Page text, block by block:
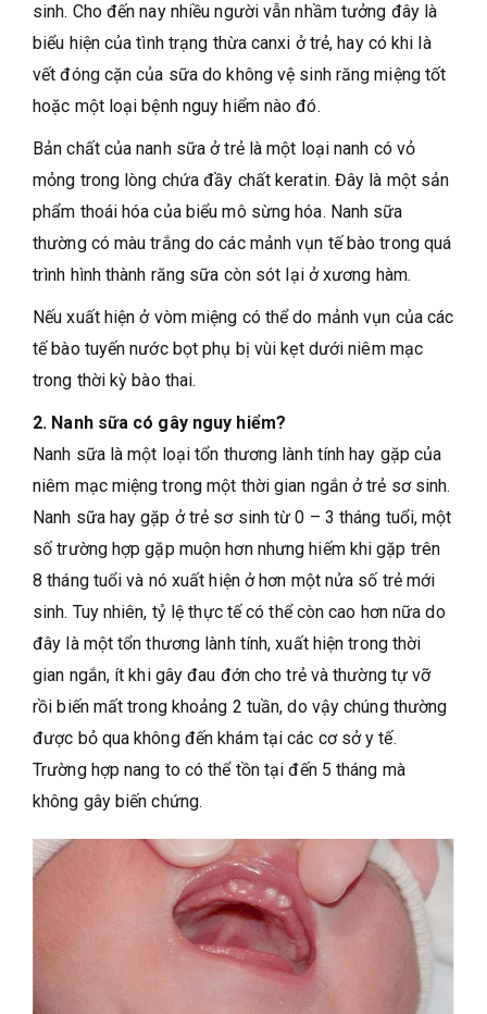
sinh. Cho đến nay nhiều người vẫn nhầm tưởng đây là
biểu hiện của tình trạng thừa canxi ở trẻ, hay có khi là
vết đóng cặn của sữa do không vệ sinh răng miệng tốt
hoặc một loại bệnh nguy hiểm nào đó.
Bản chất của nanh sữa ở trẻ là một loại nanh có vỏ
mỏng trong lòng chứa đầy chất keratin. Đây là một sản
phẩm thoái hóa của biểu mô sừng hóa. Nanh sữa
thường có màu trắng do các mảnh vụn tế bào trong quá
trình hình thành răng sữa còn sót lại ở xương hàm.
Nếu xuất hiện ở vòm miệng có thể do mảnh vụn của các
tế bào tuyến nước bọt phụ bị vùi kẹt dưới niêm mạc
trong thời kỳ bào thai.
2. Nanh sữa có gây nguy hiểm?
Nanh sữa là một loại tổn thương lành tính hay gặp của
niêm mạc miệng trong một thời gian ngắn ở trẻ sơ sinh.
Nanh sữa hay gặp ở trẻ sơ sinh từ 0 – 3 tháng tuổi, một
số trường hợp gặp muộn hơn nhưng hiếm khi gặp trên
8 tháng tuổi và nó xuất hiện ở hơn một nửa số trẻ mới
sinh. Tuy nhiên, tỷ lệ thực tế có thể còn cao hơn nữa do
đây là một tổn thương lành tính, xuất hiện trong thời
gian ngắn, ít khi gây đau đớn cho trẻ và thường tự vỡ
rồi biến mất trong khoảng 2 tuần, do vậy chúng thường
được bỏ qua không đến khám tại các cơ sở y tế.
Trường hợp nang to có thể tồn tại đến 5 tháng mà
không gây biến chứng.